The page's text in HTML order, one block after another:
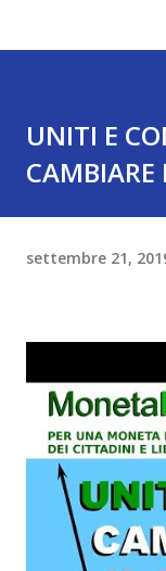
UNITI E
settembre 21,